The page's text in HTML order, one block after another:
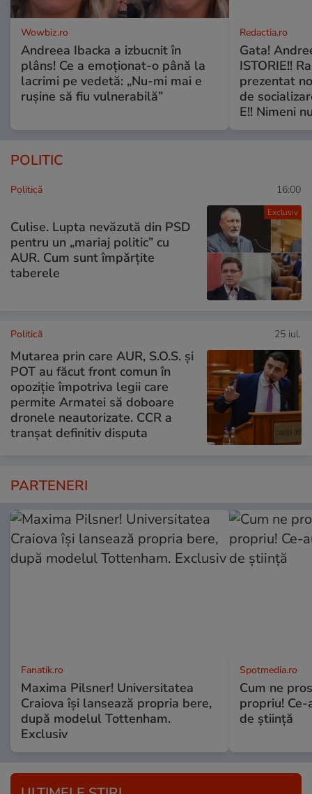
Wowbiz.ro
Andreea Ibacka a izbucnit în
plâns! Ce a emoționat-o până la
lacrimi pe vedetă: „Nu-mi mai e
rușine să fiu vulnerabilă”
Redactia.ro
Gata!
ISTORIE!!
prezentat
de
E!! Nimeni
POLITIC
Exclusiv
Politică 16:00
Culise. Lupta nevăzută din PSD
pentru un „mariaj politic” cu
AUR. Cum sunt împărțite
taberele
Politică 25 iul.
Mutarea prin care AUR, S.O.S. și
POT au făcut front comun în
opoziție împotriva legii care
permite Armatei să doboare
dronele neautorizate. CCR a
tranșat definitiv disputa
PARTENERI
Fanatik.ro
Maxima Pilsner! Universitatea
Craiova își lansează propria bere,
după modelul Tottenham.
Exclusiv
Spotmedia.ro
Cum ne
propriu!
de știință